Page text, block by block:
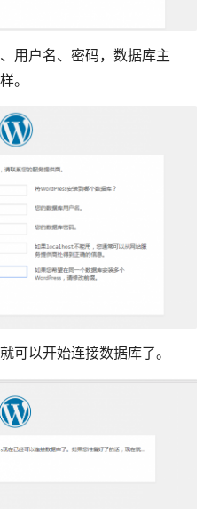
用户名、密码，数据库主
。
可以开始连接数据库了。